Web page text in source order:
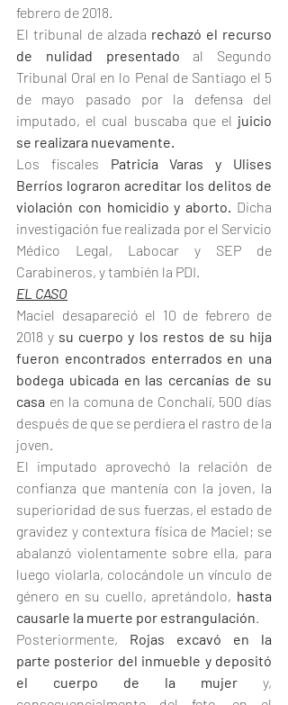
febrero de 2018.
El tribunal de alzada rechazó el recurso
de nulidad presentado al Segundo
Tribunal Oral en lo Penal de Santiago el 5
de mayo pasado por la defensa del
imputado, el cual buscaba que el juicio
se realizara nuevamente.
Los fiscales Patricia Varas y Ulises
Berríos lograron acreditar los delitos de
violación con homicidio y aborto. Dicha
investigación fue realizada por el Servicio
Médico Legal, Labocar y SEP de
Carabineros, y también la PDI.
EL CASO
Maciel desapareció el 10 de febrero de
2018 y su cuerpo y los restos de su hija
fueron encontrados enterrados en una
bodega ubicada en las cercanías de su
casa en la comuna de Conchalí, 500 días
después de que se perdiera el rastro de la
joven.
El imputado aprovechó la relación de
confianza que mantenía con la joven, la
superioridad de sus fuerzas, el estado de
gravidez y contextura física de Maciel; se
abalanzó violentamente sobre ella, para
luego violarla, colocándole un vínculo de
género en su cuello, apretándolo, hasta
causarle la muerte por estrangulación.
Posteriormente, Rojas excavó en la
parte posterior del inmueble y depositó
el cuerpo de la mujer y,